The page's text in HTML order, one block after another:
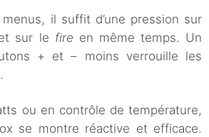
il suffit d’une pression sur
sur le fire en même temps. Un
+ et – moins verrouille les
ou en contrôle de température,
se montre réactive et efficace.